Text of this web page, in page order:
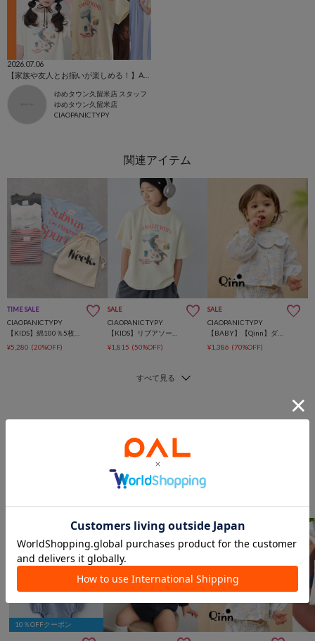
2026.07.06
ゆめタウン久留米店 スタッフ
ゆめタウン久留米店
CIAOPANIC TYPY
TIME SALE
CIAOPANIC TYPY
¥5,280 (20%OFF)
SALE
CIAOPANIC TYPY
¥1,815 (50%OFF)
SALE
CIAOPANIC TYPY
¥1,386 (70%OFF)
このアイテムを見た人は
こんなアイテムも見ています
10％OFFクーポン